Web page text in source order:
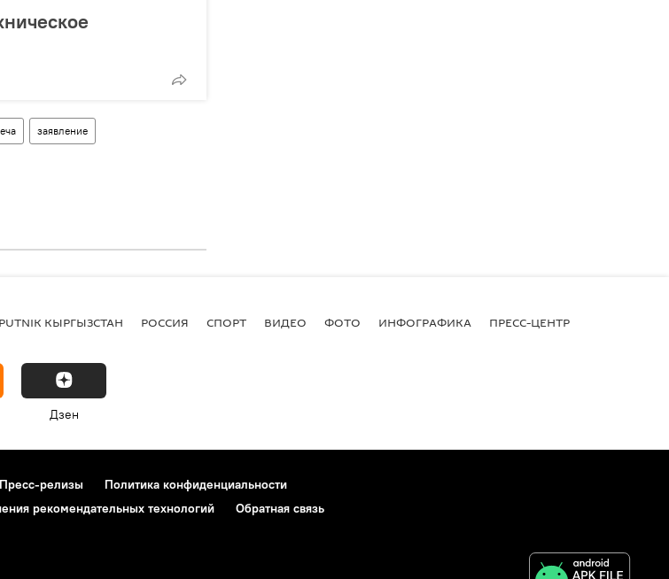
заявление
КЫРГЫЗСТАН РОССИЯ СПОРТ ВИДЕО ФОТО ИНФОГРАФИКА ПРЕСС-ЦЕНТР
Дзен
Пресс-релизы
Политика конфиденциальности
рекомендательных технологий Обратная связь